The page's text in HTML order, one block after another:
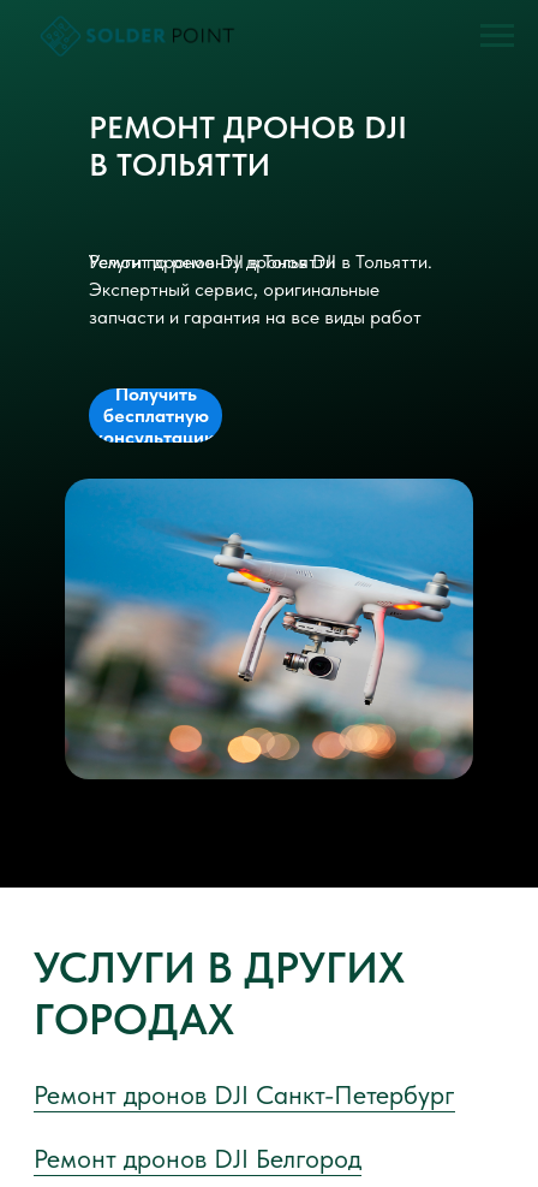
РЕМОНТ ДРОНОВ DJI
В ТОЛЬЯТТИ
Ремонт дронов DJI в Тольятти
Услуги по ремонту дронов DJI в Тольятти.
Экспертный сервис, оригинальные
запчасти и гарантия на все виды работ
Получить
бесплатную
консультацию
Ремонт дронов DJI Санкт-Петербург
Ремонт дронов DJI Ростов
Ремонт дронов DJI Воронеж
УСЛУГИ В ДРУГИХ
ГОРОДАХ